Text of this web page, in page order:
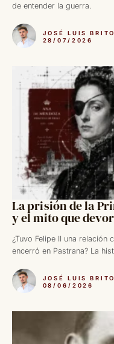
de entender la guerra.
JOSÉ LUIS BRITO
28/07/2026
La prisión de la
y el mito que
¿Tuvo Felipe II una relación
encerró en Pastrana? La
JOSÉ LUIS BRITO
08/06/2026